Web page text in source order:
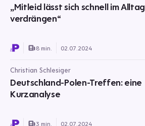
„Mitleid lässt sich schnell im Alltag
verdrängen“
8 min. 02.07.2024
Christian Schlesiger
Deutschland-Polen-Treffen: eine
Kurzanalyse
3 min. 02.07.2024